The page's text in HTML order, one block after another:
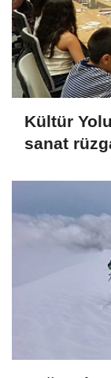
Kültür
sanat